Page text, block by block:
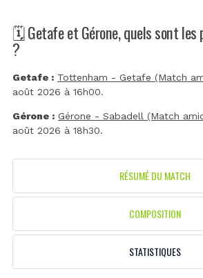
🗓️ Getafe et Gérone, quels sont les
?
Getafe : Tottenham - Getafe (Match
août 2026 à 16h00.
Gérone : Gérone - Sabadell (Match
août 2026 à 18h30.
RÉSUMÉ DU MATCH
COMPOSITION
STATISTIQUES